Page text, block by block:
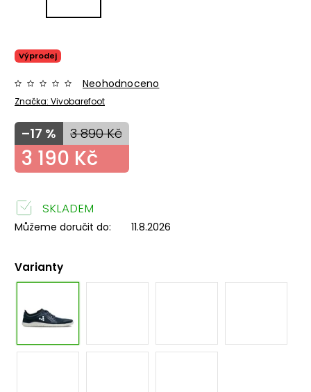
Výprodej
Značka: Vivobarefoot
Neohodnoceno
Varianty
3 890 Kč
–17 %
3 190 Kč
SKLADEM
Můžeme doručit do: 11.8.2026